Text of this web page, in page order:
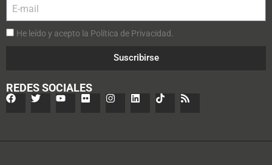
He leído y acepto la Política de Privacidad.
Suscribirse
REDES SOCIALES